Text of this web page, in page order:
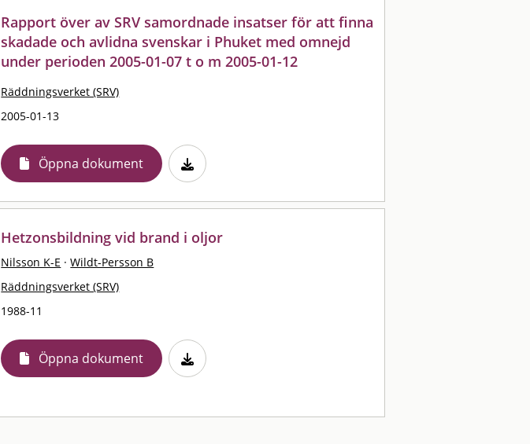
Rapport över av SRV samordnade insatser för att finna
skadade och avlidna svenskar i Phuket med omnejd
under perioden 2005-01-07 t o m 2005-01-12
Räddningsverket (SRV)
2005-01-13
Öppna dokument
Hetzonsbildning vid brand i oljor
Nilsson K-E · Wildt-Persson B
Räddningsverket (SRV)
1988-11
Öppna dokument